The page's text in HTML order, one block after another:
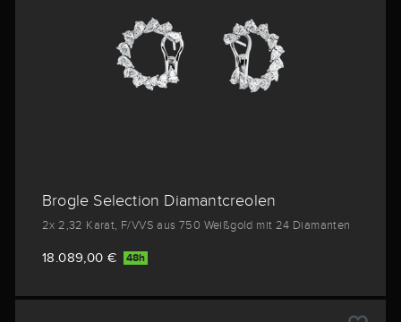
Brogle Selection Diamantcreolen
2x 2,32 Karat, F/VVS aus 750 Weißgold mit 24 Diamanten
18.089,00 € 48h